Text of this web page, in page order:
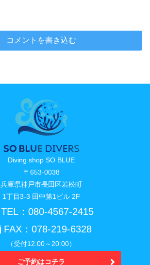
コメントを書き込む
Diving shop SO BLUE
〒653-0038
兵庫県神戸市長田区若松町
1丁目3-3 田中第1ビル 2F
TEL：080-4567-2415
FAX：078-219-6328
（受付12:00～20:00）
ご予約はコチラ